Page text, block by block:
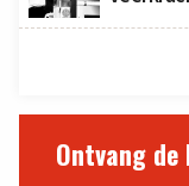
Ontvang de